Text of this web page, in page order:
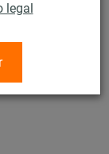
legal